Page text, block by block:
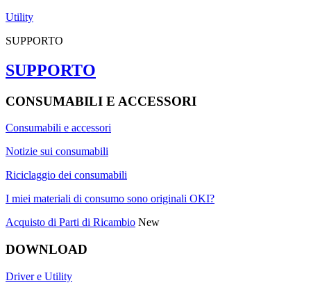
Utility
SUPPORTO
SUPPORTO
CONSUMABILI E ACCESSORI
Consumabili e accessori
Notizie sui consumabili
Riciclaggio dei consumabili
I miei materiali di consumo sono originali OKI?
Acquisto di Parti di Ricambio New
DOWNLOAD
Driver e Utility